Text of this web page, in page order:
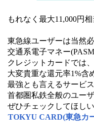
もれなく最大11,000円
東急線ユーザーは当然必
交通系電子マネー
クレジットカードでは、
大変貴重な還元率1%含
最強とも言えるサービス
首都圏私鉄全般のユー
ぜひチェックしてほしい
TOKYU CARD(東急カ